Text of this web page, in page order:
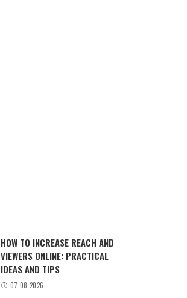
HOW TO INCREASE REACH AND
VIEWERS ONLINE: PRACTICAL
IDEAS AND TIPS
07.08.2026